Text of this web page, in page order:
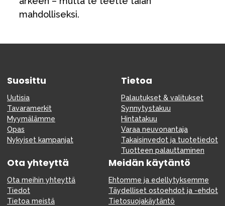
mahdolliseksi.
Suosittu
Uutisia
Tavaramerkit
Myymälämme
Opas
Nykyiset kampanjat
Tietoa
Palautukset & valitukset
Synnytystakuu
Hintatakuu
Varaa neuvonantaja
Takaisinvedot ja tuotetiedot
Tuotteen palauttaminen
Ota yhteyttä
Ota meihin yhteyttä
Tiedot
Tietoa meistä
Meidän käytäntö
Ehtomme ja edellytyksemme
Täydelliset ostoehdot ja -ehdot
Tietosuojakäytäntö